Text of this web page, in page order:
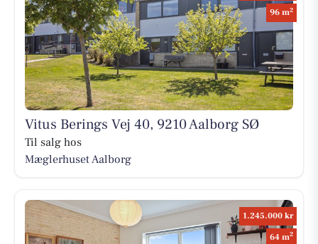
96 m2
Vitus Berings Vej 40, 9210 Aalborg SØ
Til salg hos
Mæglerhuset Aalborg
1.245.000 kr
64 m2